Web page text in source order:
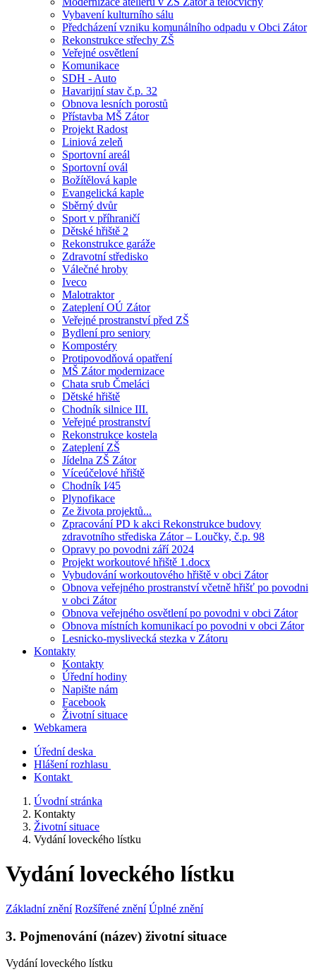
Vybavení kulturního sálu
Předcházení vzniku komunálního odpadu v Obci Zátor
Rekonstrukce střechy ZŠ
Veřejné osvětlení
Komunikace
SDH - Auto
Havarijní stav č.p. 32
Obnova lesních porostů
Přístavba MŠ Zátor
Projekt Radost
Liniová zeleň
Sportovní areál
Sportovní ovál
Božítělová kaple
Evangelická kaple
Sběrný dvůr
Sport v příhraničí
Dětské hřiště 2
Rekonstrukce garáže
Zdravotní středisko
Válečné hroby
Iveco
Malotraktor
Zateplení OÚ Zátor
Veřejné prostranství před ZŠ
Bydlení pro seniory
Kompostéry
Protipovodňová opatření
MŠ Zátor modernizace
Chata srub Čmeláci
Dětské hřiště
Chodník silnice III.
Veřejné prostranství
Rekonstrukce kostela
Zateplení ZŠ
Jídelna ZŠ Zátor
Víceúčelové hřiště
Chodník I⁄45
Plynofikace
Ze života projektů...
Zpracování PD k akci Rekonstrukce budovy
zdravotního střediska Zátor – Loučky, č.p. 98
Opravy po povodni září 2024
Projekt workoutové hřiště 1.docx
Vybudování workoutového hřiště v obci Zátor
Obnova veřejného prostranství včetně hřišť po povodni
v obci Zátor
Obnova veřejného osvětlení po povodni v obci Zátor
Obnova místních komunikací po povodni v obci Zátor
Lesnicko-myslivecká stezka v Zátoru
Kontakty
Kontakty
Úřední hodiny
Napište nám
Facebook
Životní situace
Webkamera
Úřední deska
Hlášení rozhlasu
Kontakt
Úvodní stránka
Kontakty
Životní situace
Vydání loveckého lístku
Vydání loveckého lístku
Základní znění Rozšířené znění Úplné znění
3. Pojmenování (název) životní situace
Vydání loveckého lístku